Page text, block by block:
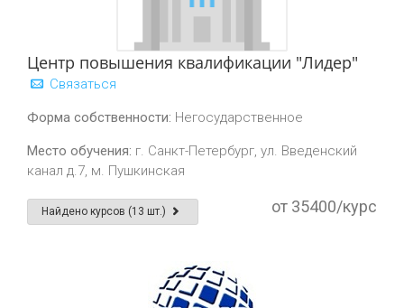
Центр повышения квалификации "Лидер"
Связаться
Форма собственности: Негосударственное
Место обучения: г. Санкт-Петербург, ул. Введенский
канал д.7, м. Пушкинская
Найдено курсов (13 шт.) от 35400/курс